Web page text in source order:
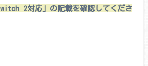
2対応」の記載を確認してくださ